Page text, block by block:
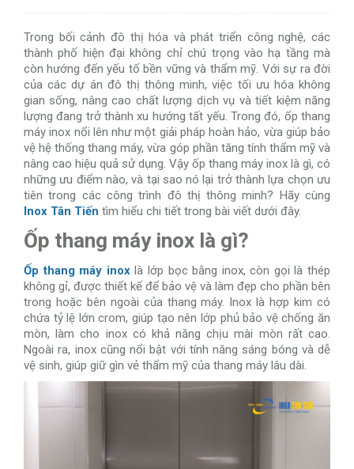
Trong bối cảnh đô thị hóa và phát triển công nghệ, các
thành phố hiện đại không chỉ chú trọng vào hạ tầng mà
còn hướng đến yếu tố bền vững và thẩm mỹ. Với sự ra đời
của các dự án đô thị thông minh, việc tối ưu hóa không
gian sống, nâng cao chất lượng dịch vụ và tiết kiệm năng
lượng đang trở thành xu hướng tất yếu. Trong đó, ốp thang
máy inox nổi lên như một giải pháp hoàn hảo, vừa giúp bảo
vệ hệ thống thang máy, vừa góp phần tăng tính thẩm mỹ và
nâng cao hiệu quả sử dụng. Vậy ốp thang máy inox là gì, có
những ưu điểm nào, và tại sao nó lại trở thành lựa chọn ưu
tiên trong các công trình đô thị thông minh? Hãy cùng
Inox Tân Tiến tìm hiểu chi tiết trong bài viết dưới đây.
Ốp thang máy inox là gì?
Ốp thang máy inoxlà lớp bọc bằng inox, còn gọi là thép
không gỉ, được thiết kế để bảo vệ và làm đẹp cho phần bên
trong hoặc bên ngoài của thang máy. Inox là hợp kim có
chứa tỷ lệ lớn crom, giúp tạo nên lớp phủ bảo vệ chống ăn
mòn, làm cho inox có khả năng chịu mài mòn rất cao.
Ngoài ra, inox cũng nổi bật với tính năng sáng bóng và dễ
vệ sinh, giúp giữ gìn vẻ thẩm mỹ của thang máy lâu dài.